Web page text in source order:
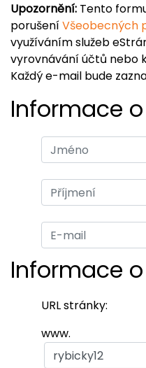
Upozornění: Tento
porušeníVšeobecných
využíváním služeb
vyrovnávání účtů nebo
Každý e-mail bude
Informace
Informace
URL stránky:
www.